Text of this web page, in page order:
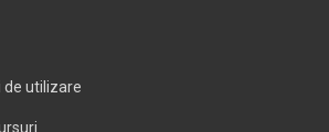
de utilizare